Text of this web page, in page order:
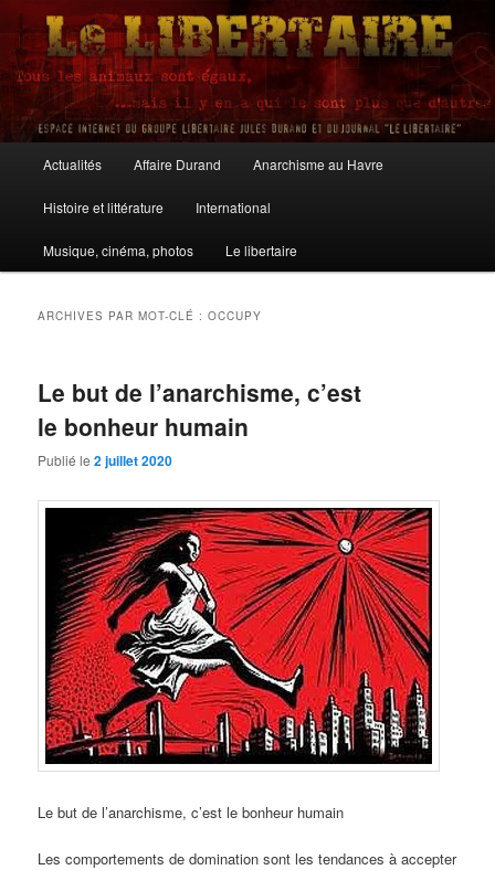
Aller
contenu
principal
Aller
contenu
secondaire
Le Libertaire
principal
Actualités Affaire Durand Anarchisme au Havre
Histoire et littérature International
Musique, cinéma, photos Le libertaire
ARCHIVES PAR MOT-CLÉ :OCCUPY
Le but de l’anarchisme, c’est
le bonheur humain
Publié le2 juillet 2020
Le but de l’anarchisme, c’est le bonheur humain
Les comportements de domination sont les tendances à accepter